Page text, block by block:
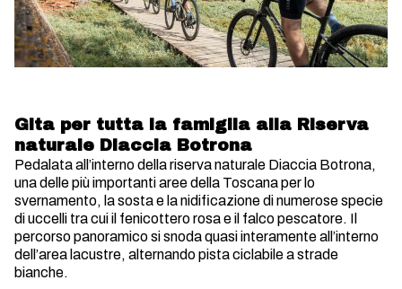
Gita per tutta la famiglia alla Riserva
naturale Diaccia Botrona
Pedalata all’interno della riserva naturale Diaccia Botrona,
una delle più importanti aree della Toscana per lo
svernamento, la sosta e la nidificazione di numerose specie
di uccelli tra cui il fenicottero rosa e il falco pescatore. Il
percorso panoramico si snoda quasi interamente all’interno
dell’area lacustre, alternando pista ciclabile a strade
bianche.